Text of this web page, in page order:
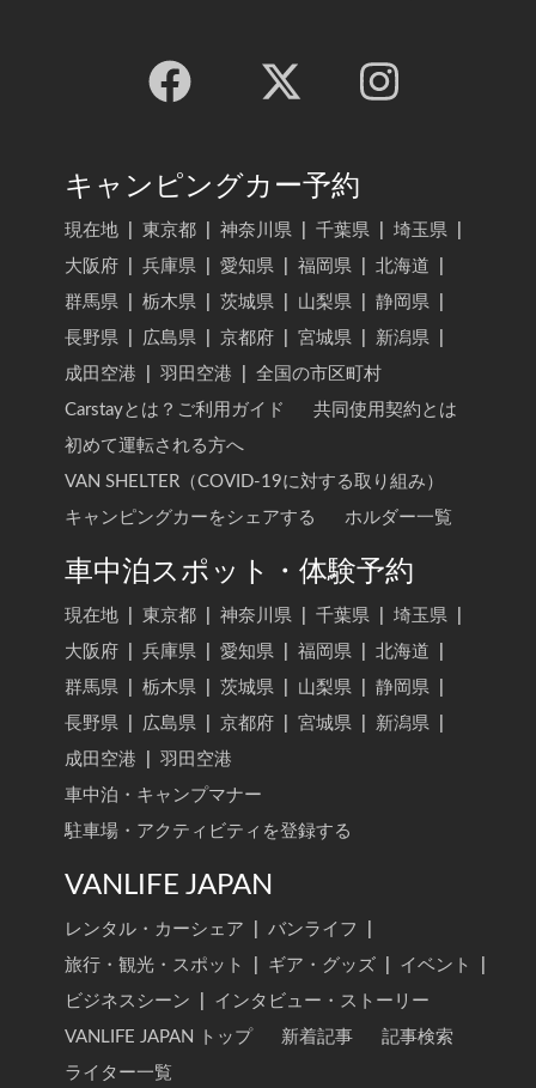
キャンピングカー予約
現在地 東京都 神奈川県 千葉県 埼玉県
大阪府
兵庫県 愛知県 福岡県 北海道
群馬県
栃木県 茨城県 山梨県 静岡県
長野県
広島県 京都府 宮城県 新潟県
成田空港
羽田空港
全国の市区町村
Carstayとは？ご利用ガイド
共同使用契約とは
初めて運転される方へ
VAN SHELTER（COVID-19に対する取り組み）
キャンピングカーをシェアする
ホルダー一覧
車中泊スポット・体験予約
現在地 東京都 神奈川県 千葉県 埼玉県
大阪府
兵庫県 愛知県 福岡県 北海道
群馬県
栃木県 茨城県 山梨県 静岡県
長野県
広島県 京都府 宮城県 新潟県
成田空港
羽田空港
車中泊・キャンプマナー
駐車場・アクティビティを登録する
VANLIFE JAPAN
レンタル・カーシェア バンライフ
旅行・観光・スポット
ギア・グッズ イベント
ビジネスシーン
インタビュー・ストーリー
VANLIFE JAPAN トップ
新着記事
記事検索
ライター一覧